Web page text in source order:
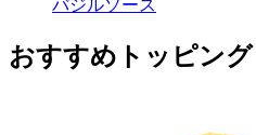
バジルソース
おすすめトッピング